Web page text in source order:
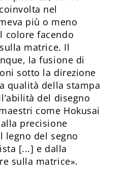
nel
più o meno
colore facendo
matrice. Il
la fusione di
sotto la direzione
qualità della stampa
del disegno
come Hokusai
precisione
legno del segno
[...] e dalla
sulla matrice».